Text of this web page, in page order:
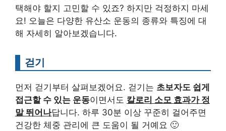
택해야 할지 고민할 수 있죠? 하지만 걱정하지 마세
요! 오늘은 다양한 유산소 운동의 종류와 특징에 대
해 자세히 알아보겠습니다.
걷기
먼저 걷기부터 살펴보겠어요. 걷기는 초보자도 쉽게
접근할 수 있는 운동이면서도 칼로리 소모 효과가 정
말 뛰어나답니다. 하루 30분 이상 꾸준히 걸어주면
건강한 체중 관리에 큰 도움이 될 거예요 🙂